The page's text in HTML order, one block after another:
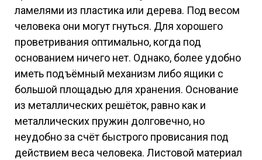
ламелями из пластика или дерева. Под весом
человека они могут гнуться. Для хорошего
проветривания оптимально, когда под
основанием ничего нет. Однако, более удобно
иметь подъёмный механизм либо ящики с
большой площадью для хранения. Основание
из металлических решёток, равно как и
металлических пружин долговечно, но
неудобно за счёт быстрого провисания под
действием веса человека. Листовой материал